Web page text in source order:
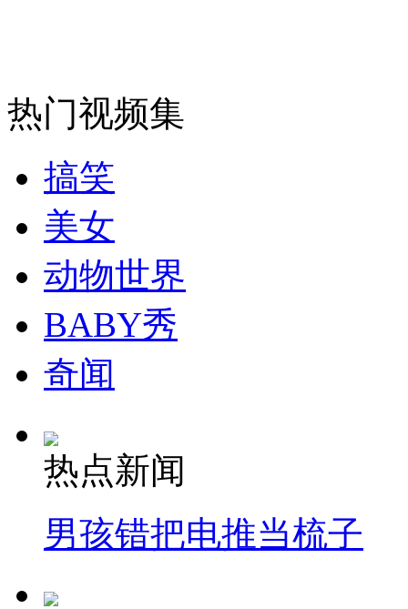
走！跟着总书记去植树
消防员救轻生者
纽约上演“枕头大战”
司机酒驾遇交警 急速倒车逃窜
热门视频集
搞笑
美女
动物世界
BABY秀
奇闻
热点新闻
男孩错把电推当梳子